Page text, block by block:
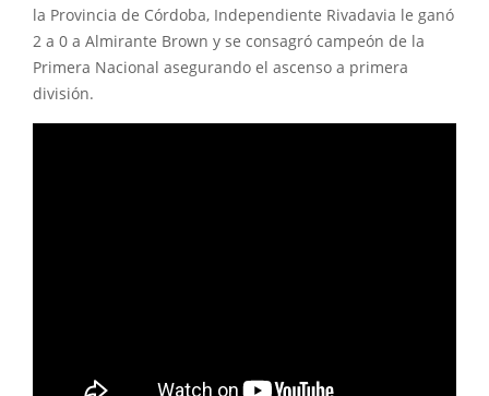
la Provincia de Córdoba, Independiente Rivadavia le ganó
2 a 0 a Almirante Brown y se consagró campeón de la
Primera Nacional asegurando el ascenso a primera
división.